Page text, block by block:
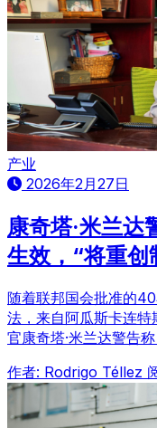
产业
2026年2月27日
康奇塔·米兰
生效，“将重创
随着联邦国会批准的
法，来自阿瓜斯卡连
官康奇塔·米兰达警告
作者: Rodrigo Téllez